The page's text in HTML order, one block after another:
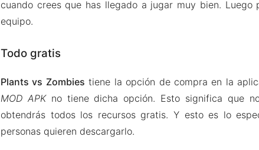
cuando crees que has llegado a jugar muy bien.
equipo.
Todo gratis
Plants vs Zombies tiene la opción de compra en la
MOD APKno tiene dicha opción. Esto significa que
obtendrás todos los recursos gratis. Y esto es lo
personas quieren descargarlo.